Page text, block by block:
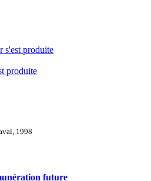
s'est produite
produite
1998
future